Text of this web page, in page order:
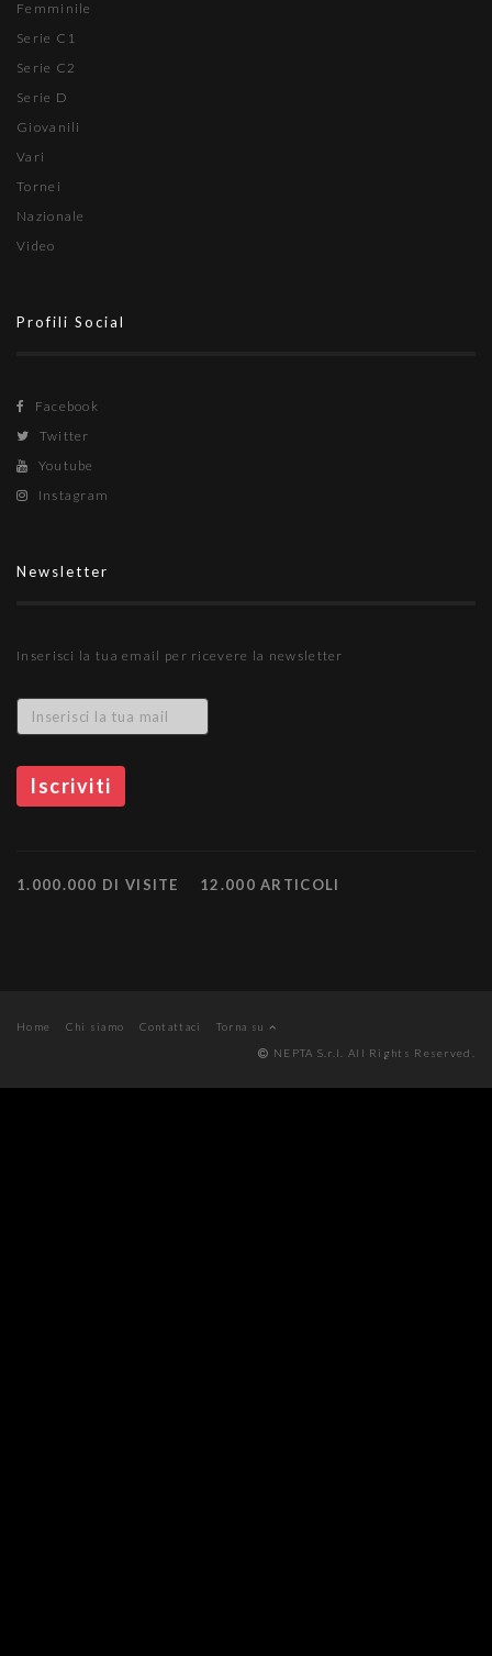
Femminile
Serie C1
Serie C2
Serie D
Giovanili
Vari
Tornei
Nazionale
Video
Profili Social
Facebook
Twitter
Youtube
Instagram
Newsletter
Inserisci la tua email per ricevere la newsletter
1.000.000 DI VISITE 12.000 ARTICOLI
Home Chi siamo Contattaci
Torna su
NEPTA S.r.l. All Rights Reserved.